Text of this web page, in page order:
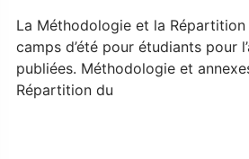
La Méthodologie et la
camps d’été pour étudiants pour
publiées. Méthodologie et
Répartition du